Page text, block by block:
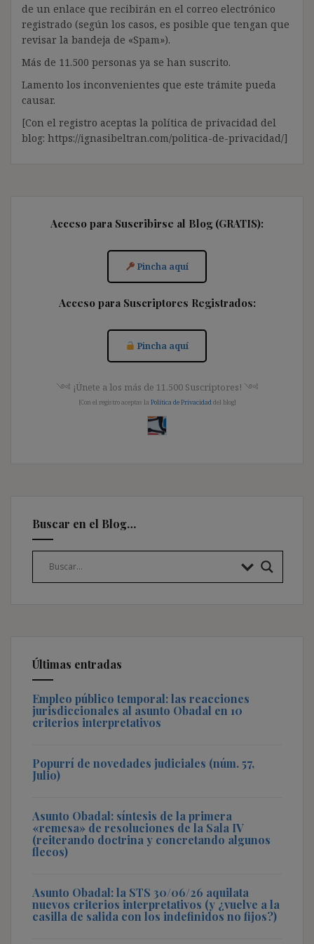
de un enlace que recibirán en el correo electrónico
registrado (según los casos, es posible que tengan que
revisar la bandeja de «Spam»).
Más de 11.500 personas ya se han suscrito.
Lamento los inconvenientes que este trámite pueda
causar.
[Con el registro aceptas la política de privacidad del
blog: https://ignasibeltran.com/politica-de-privacidad/]
Acceso para Suscribirse al Blog (GRATIS):
Pincha aquí
Acceso para Suscriptores Registrados:
Pincha aquí
༺ ¡Únete a los más de 11.500 Suscriptores! ༺
[Con el registro aceptas la Política de Privacidad del blog]
Buscar en el Blog…
Últimas entradas
Empleo público temporal: las reacciones
jurisdiccionales al asunto Obadal en 10
criterios interpretativos
Popurrí de novedades judiciales (núm. 57,
Julio)
Asunto Obadal: síntesis de la primera
«remesa» de resoluciones de la Sala IV
(reiterando doctrina y concretando algunos
flecos)
Asunto Obadal: la STS 30/06/26 aquilata
nuevos criterios interpretativos (y ¿vuelve a la
casilla de salida con los indefinidos no fijos?)